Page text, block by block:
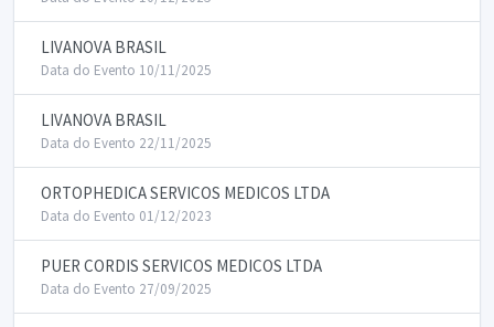
LIVANOVA BRASIL
Data do Evento 10/11/2025
LIVANOVA BRASIL
Data do Evento 22/11/2025
ORTOPHEDICA SERVICOS MEDICOS LTDA
Data do Evento 01/12/2023
PUER CORDIS SERVICOS MEDICOS LTDA
Data do Evento 27/09/2025